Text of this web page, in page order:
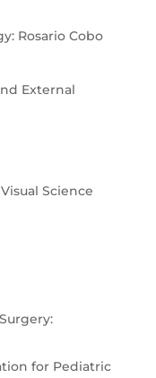
Rosario Cobo
External
Science
for Pediatric